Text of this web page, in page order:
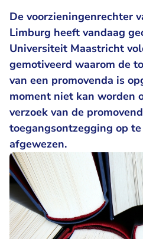
De voorzieningenrechter
Limburg heeft vandaag
Universiteit Maastricht
gemotiveerd waarom de
van een promovenda is
moment niet kan worden
verzoek van de
toegangsontzegging op
afgewezen.